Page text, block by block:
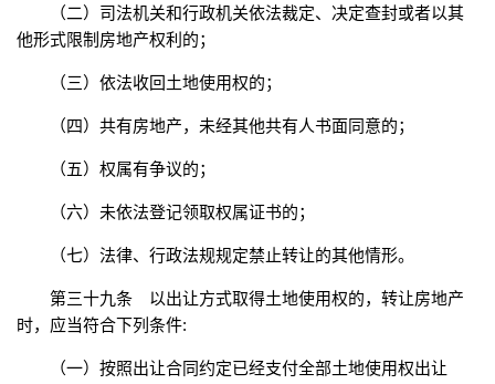
（二）司法机关和行政机关依法裁定、决定查封或者以其
他形式限制房地产权利的；
（三）依法收回土地使用权的；
（四）共有房地产，未经其他共有人书面同意的；
（五）权属有争议的；
（六）未依法登记领取权属证书的；
（七）法律、行政法规规定禁止转让的其他情形。
第三十九条 以出让方式取得土地使用权的，转让房地产
时，应当符合下列条件:
（一）按照出让合同约定已经支付全部土地使用权出让